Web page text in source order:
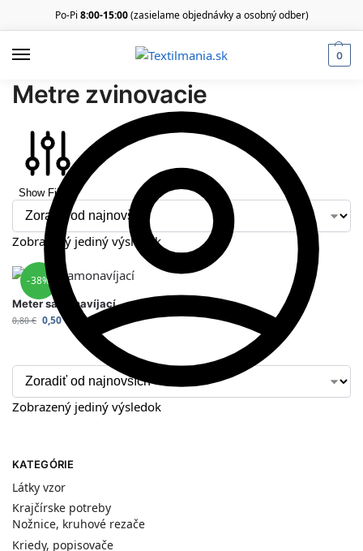
Po-Pi 8:00-15:00(zasielame objednávky a osobný odber)
0
Metre zvinovacie
Show Filters
Zobrazený jediný výsledok
-38%
Meter samonavíjací
0,80€ 0,50€ s DPH
Pridať do Košíka
Zobrazený jediný výsledok
KATEGÓRIE
Látky vzor
Krajčírske potreby
Nožnice, kruhové rezače
Kriedy, popisovače